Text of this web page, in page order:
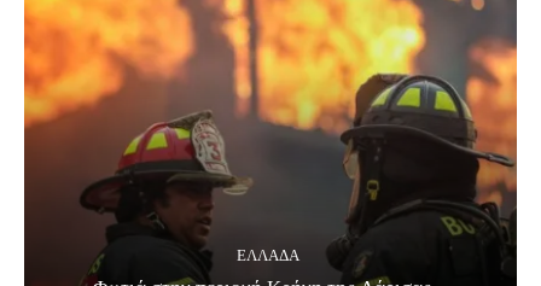
ΕΛΛΑΔΑ